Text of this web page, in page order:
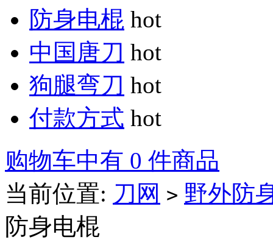
防身电棍 hot
中国唐刀 hot
狗腿弯刀 hot
付款方式 hot
购物车中有 0 件商品
当前位置: 刀网 > 野外防
防身电棍